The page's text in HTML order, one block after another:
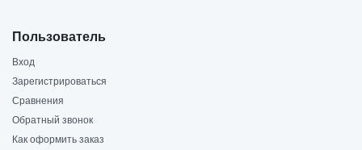
Пользователь
Вход
Зарегистрироваться
Сравнения
Обратный звонок
Как оформить заказ